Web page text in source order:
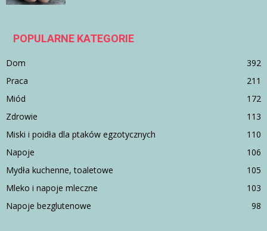
POPULARNE KATEGORIE
Dom
392
Praca
211
Miód
172
Zdrowie
113
Miski i poidła dla ptaków egzotycznych
110
Napoje
106
Mydła kuchenne, toaletowe
105
Mleko i napoje mleczne
103
Napoje bezglutenowe
98